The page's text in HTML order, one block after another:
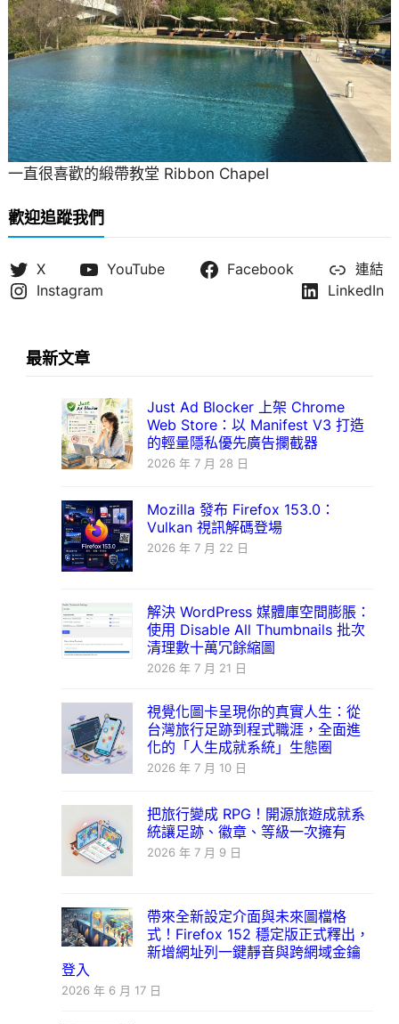
一直很喜歡的緞帶教堂 Ribbon Chapel
歡迎追蹤我們
X YouTube Facebook
連結
Instagram
LinkedIn
最新文章
Just Ad Blocker 上架 Chrome
Web Store：以 Manifest V3 打造
的輕量隱私優先廣告攔截器
2026 年 7 月 28 日
Mozilla 發布 Firefox 153.0：
Vulkan 視訊解碼登場
2026 年 7 月 22 日
解決 WordPress 媒體庫空間膨脹：
使用 Disable All Thumbnails 批次
清理數十萬冗餘縮圖
2026 年 7 月 21 日
視覺化圖卡呈現你的真實人生：從
台灣旅行足跡到程式職涯，全面進
化的「人生成就系統」生態圈
2026 年 7 月 10 日
把旅行變成 RPG！開源旅遊成就系
統讓足跡、徽章、等級一次擁有
2026 年 7 月 9 日
帶來全新設定介面與未來圖檔格
式！Firefox 152 穩定版正式釋出，
新增網址列一鍵靜音與跨網域金鑰
登入
2026 年 6 月 17 日